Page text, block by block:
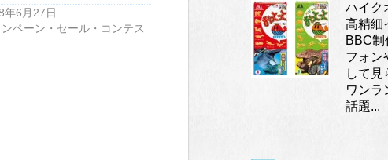
年6月27日
ペーン・セール・コンテス
ハイク
高精細
BBC制
フォン
して見
ワンラ
話題...